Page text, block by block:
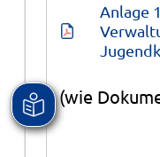
Anlage
(wie